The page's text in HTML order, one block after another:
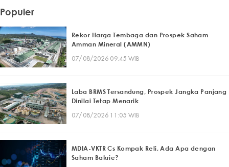
Populer
Rekor Harga Tembaga dan Prospek Saham
Amman Mineral (AMMN)
07/08/2026 09:45 WIB
Laba BRMS Tersandung, Prospek Jangka Panjang
Dinilai Tetap Menarik
07/08/2026 11:05 WIB
MDIA-VKTR Cs Kompak Reli, Ada Apa dengan
Saham Bakrie?